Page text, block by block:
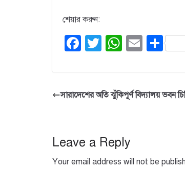
শেয়ার করুন:
F
e
o
k
T
er
W
s
p
E S
e
সারাদেশের অতি ঝুঁকিপূর্ণ বিদ্যালয় ভবন
Leave a Reply
Your email address will not be